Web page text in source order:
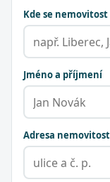
Kde se nemovitost
Jméno a příjmení
Adresa